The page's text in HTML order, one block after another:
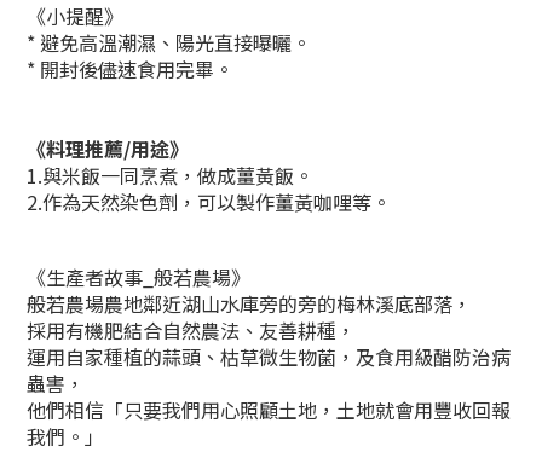
《小提醒》
* 避免高溫潮濕、陽光直接曝曬。
* 開封後儘速食用完畢。
《料理推薦/用途》
1.與米飯一同烹煮，做成薑黃飯。
2.作為天然染色劑，可以製作薑黃咖哩等。
《生產者故事_般若農場》
般若農場農地鄰近湖山水庫旁的旁的梅林溪底部落，
採用有機肥結合自然農法、友善耕種，
運用自家種植的蒜頭、枯草微生物菌， 及食用級醋防治病
蟲害，
他們相信「只要我們用心照顧土地，土地就會用豐收回報
我們。」